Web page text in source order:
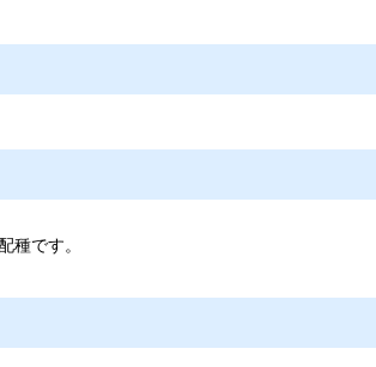
種です。